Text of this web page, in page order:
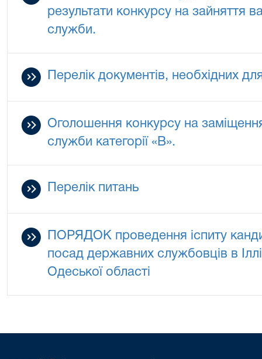
результати конкурсу на зайняття
служби.
Перелік документів, необхідних
Оголошення конкурсу на
служби категорії «В».
Перелік питань
ПОРЯДОК проведення іспиту
посад державних службовців в
Одеської області